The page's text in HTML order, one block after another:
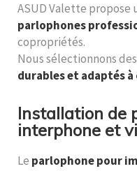
ASUD Valette propose
parlophones
copropriétés.
Nous sélectionnons
durables et adaptés à
Installation de
interphone et
Le parlophone pour